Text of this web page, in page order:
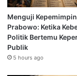
Menguji
Prabowo: Ketika
Politik Bertemu
Publik
5 hours ago